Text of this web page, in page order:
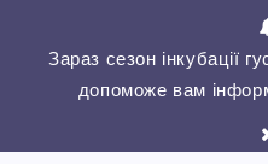
Зараз сезон інкубації
допоможе вам